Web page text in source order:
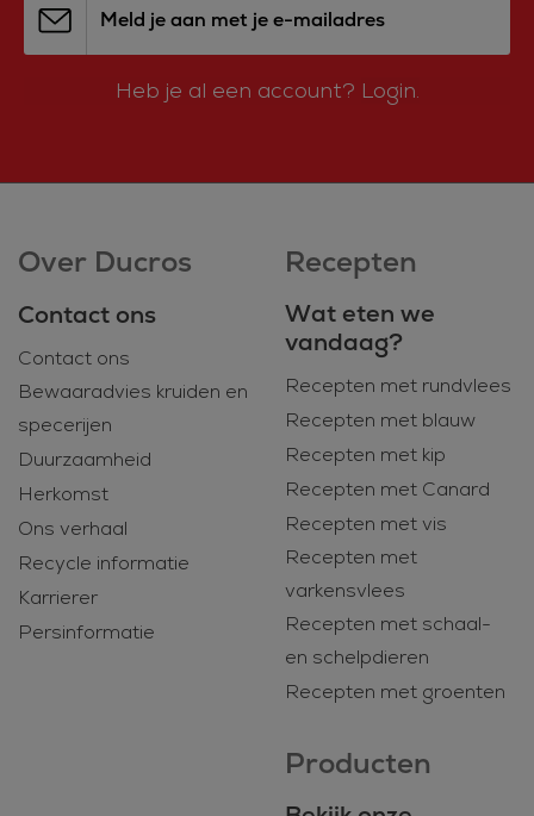
Meld je aan met je e-mailadres
Heb je al een account? Login.
Over Ducros
Contact ons
Contact ons
Bewaaradvies kruiden en
specerijen
Duurzaamheid
Herkomst
Ons verhaal
Recycle informatie
Karrierer
Persinformatie
Recepten
Wat eten we
vandaag?
Recepten met rundvlees
Recepten met blauw
Recepten met kip
Recepten met Canard
Recepten met vis
Recepten met
varkensvlees
Recepten met schaal-
en schelpdieren
Recepten met groenten
Producten